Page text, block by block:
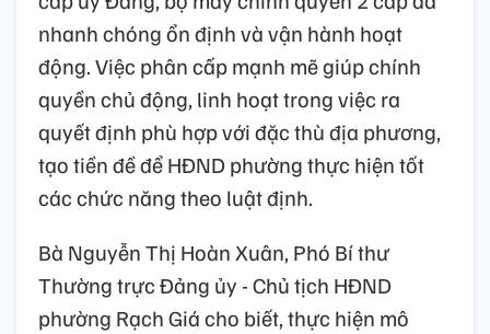
nhanh chóng ổn định và vận hành hoạt
động. Việc phân cấp mạnh mẽ giúp chính
quyền chủ động, linh hoạt trong việc ra
quyết định phù hợp với đặc thù địa phương,
tạo tiền đề để HĐND phường thực hiện tốt
các chức năng theo luật định.
Bà Nguyễn Thị Hoàn Xuân, Phó Bí thư
Thường trực Đảng ủy - Chủ tịch HĐND
phường Rạch Giá cho biết, thực hiện mô